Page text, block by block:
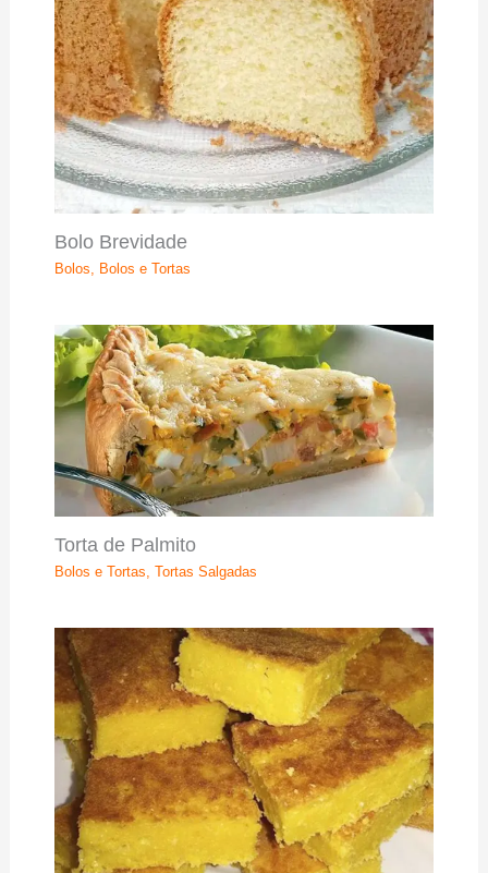
Bolo Brevidade
Bolos Bolos e Tortas
Torta de Palmito
Bolos e Tortas, Tortas Salgadas